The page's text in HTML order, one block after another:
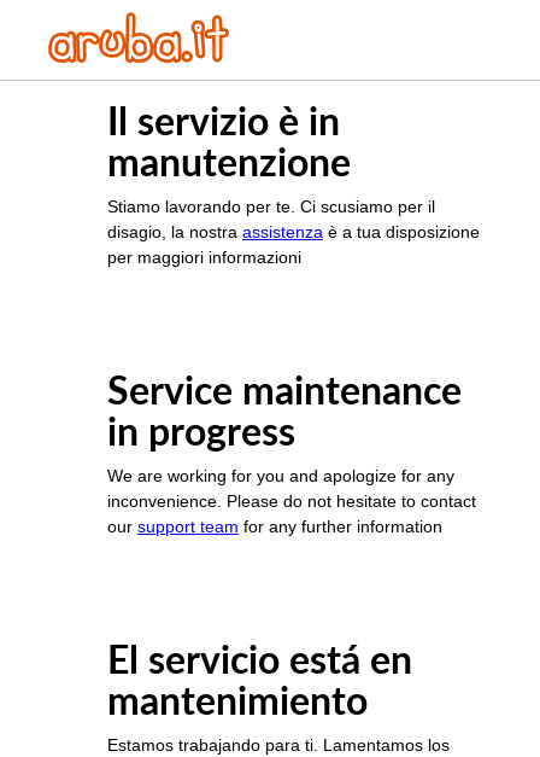
Il servizio è in
manutenzione
Stiamo lavorando per te. Ci scusiamo per il
disagio, la nostra assistenza è a tua disposizione
per maggiori informazioni
Service maintenance
in progress
We are working for you and apologize for any
inconvenience. Please do not hesitate to contact
our support team for any further information
El servicio está en
mantenimiento
Estamos trabajando para ti. Lamentamos los